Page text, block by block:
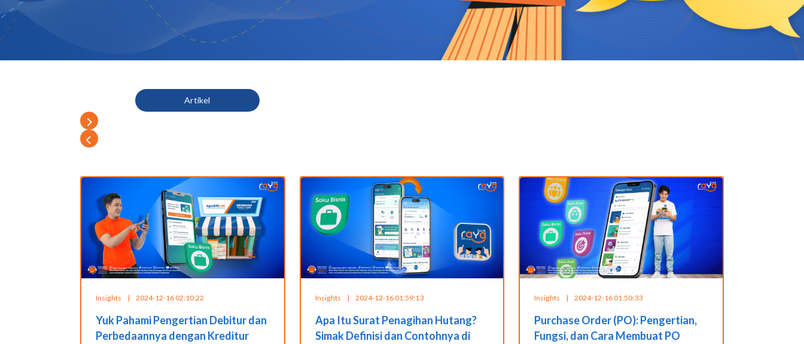
Artikel
Insights | 2024-12-16 02:10:22
Yuk Pahami Pengertian Debitur dan
Perbedaannya dengan Kreditur
Insights | 2024-12-16 01:59:13
Apa Itu Surat Penagihan Hutang?
Simak Definisi dan Contohnya di
Insights | 2024-12-16 01:50:33
Purchase Order (PO): Pengertian,
Fungsi, dan Cara Membuat PO